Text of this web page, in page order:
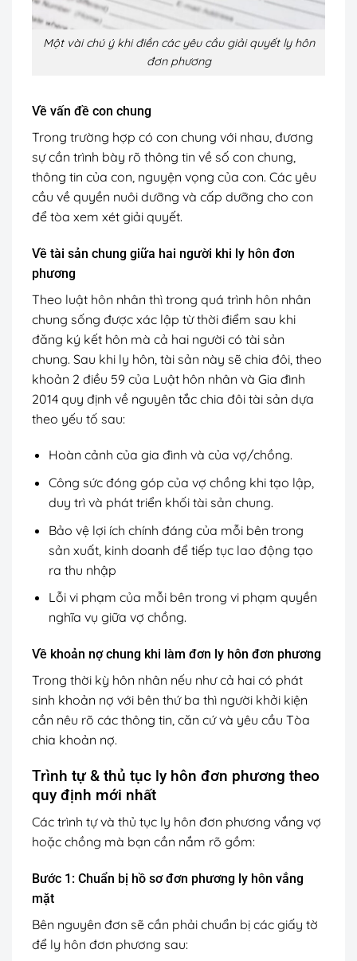
Một vài chú ý khi điền các yêu cầu giải quyết ly hôn
đơn phương
Về vấn đề con chung
Trong trường hợp có con chung với nhau, đương
sự cần trình bày rõ thông tin về số con chung,
thông tin của con, nguyện vọng của con. Các yêu
cầu về quyền nuôi dưỡng và cấp dưỡng cho con
để tòa xem xét giải quyết.
Về tài sản chung giữa hai người khi ly hôn đơn
phương
Theo luật hôn nhân thì trong quá trình hôn nhân
chung sống được xác lập từ thời điểm sau khi
đăng ký kết hôn mà cả hai người có tài sản
chung. Sau khi ly hôn, tài sản này sẽ chia đôi, theo
khoản 2 điều 59 của Luật hôn nhân và Gia đình
2014 quy định về nguyên tắc chia đôi tài sản dựa
theo yếu tố sau:
Hoàn cảnh của gia đình và của vợ/chồng.
Công sức đóng góp của vợ chồng khi tạo lập,
duy trì và phát triển khối tài sản chung.
Bảo vệ lợi ích chính đáng của mỗi bên trong
sản xuất, kinh doanh để tiếp tục lao động tạo
ra thu nhập
Lỗi vi phạm của mỗi bên trong vi phạm quyền
nghĩa vụ giữa vợ chồng.
Về khoản nợ chung khi làm đơn ly hôn đơn phương
Trong thời kỳ hôn nhân nếu như cả hai có phát
sinh khoản nợ với bên thứ ba thì người khởi kiện
cần nêu rõ các thông tin, căn cứ và yêu cầu Tòa
chia khoản nợ.
Trình tự & thủ tục ly hôn đơn phương theo
quy định mới nhất
Các trình tự và thủ tục ly hôn đơn phương vắng vợ
hoặc chồng mà bạn cần nắm rõ gồm:
Bước 1: Chuẩn bị hồ sơ đơn phương ly hôn vắng
mặt
Bên nguyên đơn sẽ cần phải chuẩn bị các giấy tờ
để ly hôn đơn phương sau: